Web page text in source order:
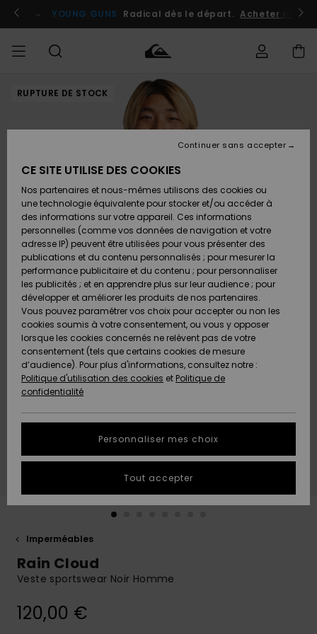
l'information
le
Se connecter / s'inscrire
YOUNG GUNS Radical dès le départ. Acheter
HOMME Vêtements
Chaussures
& Tongs
Surf
Snow
Nouveautés
A
Découvrir
Vêtements
Chaussures
& Tongs
Surf
Snow
Nouveautés
A
Découvrir
FEMME
Shop
A
Découvrir
Snow
SURF
Surf
Shop
Homme
Surf
Shop
Enfant
Highlights
Communauté
SNOW
Snow
Shop
Homme
Snow
Shop
Enfant
Snow
Shop
Femme
A
Découvrir
Communauté
OUTLET
Outlet
Homme
Enfant
Outlet
Femme
AIDE &
CONTACT
Accéder à
commande
Retours
Paiement
Carte
Cadeau
Quiksilver
Freedom
Protection
des
tailles
conversation
à votre
MAGASINS
QUIKSILVER
RUPTURE DE STOCK
Imperméables
Rain Cloud
Veste sportswear Noir Homme
120,00 €
CE SITE UTILISE DES COOKIES
Nos partenaires et nous-mêmes utilisons des cookies ou
une technologie équivalente pour stocker et/ou accéder à
des informations sur votre appareil. Ces informations
personnelles (comme vos données de navigation et votre
adresse IP) peuvent être utilisées pour vous présenter des
publications et du contenu personnalisés ; pour mesurer la
performance publicitaire et du contenu ; pour personnaliser
les publicités ; et en apprendre plus sur leur audience ; pour
développer et améliorer les produits de nos partenaires.
Vous pouvez paramétrer vos choix pour accepter ou non les
cookies soumis à votre consentement, ou vous y opposer
lorsque les cookies concernés ne relèvent pas de votre
consentement (tels que certains cookies de mesure
d’audience). Pour plus d'informations, consultez notre :
Politique d'utilisation des cookies et Politique de
confidentialité
Personnaliser mes choix
Continuer sans accepter
Tout accepter